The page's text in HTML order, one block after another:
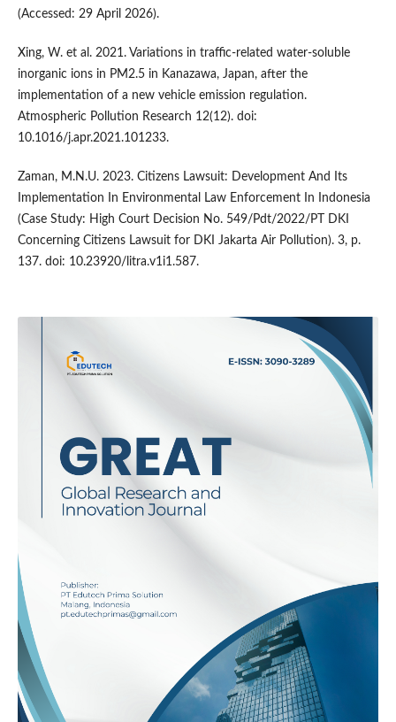
(Accessed: 29 April 2026).
Xing, W. et al. 2021. Variations in traffic-related water-soluble
inorganic ions in PM2.5 in Kanazawa, Japan, after the
implementation of a new vehicle emission regulation.
Atmospheric Pollution Research 12(12). doi:
10.1016/j.apr.2021.101233.
Zaman, M.N.U. 2023. Citizens Lawsuit: Development And Its
Implementation In Environmental Law Enforcement In Indonesia
(Case Study: High Court Decision No. 549/Pdt/2022/PT DKI
Concerning Citizens Lawsuit for DKI Jakarta Air Pollution). 3, p.
137. doi: 10.23920/litra.v1i1.587.